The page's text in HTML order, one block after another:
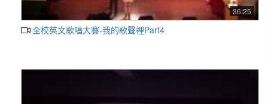
36:25
全校英文歌唱大賽-我的歌聲裡Part4